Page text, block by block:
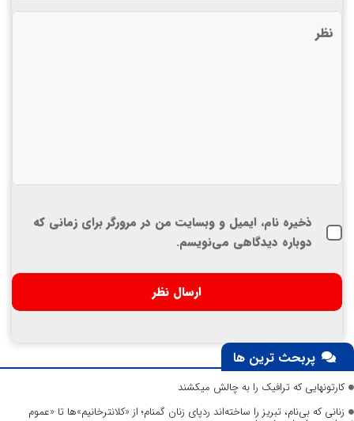
ذخیره نام، ایمیل و وبسایت من در مرورگر برای زمانی که
دوباره دیدگاهی می‌نویسم.
پربحث ترین ها
کارتونهایی که ترافیک را به چالش میکشند
زنانی که بی‌نام، تبریز را ساخته‌اند ردپای زنان گمنام؛ از «کلانترخانیم»ها تا «عموم